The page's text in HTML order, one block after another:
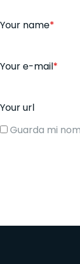
Your name*
Your e-mail*
Your url
Guarda mi